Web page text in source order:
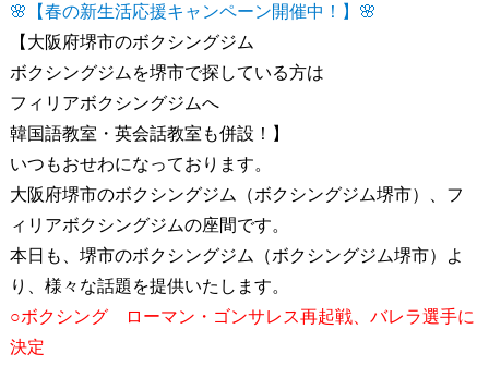
🌸【春の新生活応援キャンペーン開催中！】🌸
【大阪府堺市のボクシングジム
ボクシングジムを堺市で探している方は
フィリアボクシングジムへ
韓国語教室・英会話教室も併設！】
いつもおせわになっております。
大阪府堺市のボクシングジム（ボクシングジム堺市）、フ
ィリアボクシングジムの座間です。
本日も、堺市のボクシングジム（ボクシングジム堺市）よ
り、様々な話題を提供いたします。
○ボクシング ローマン・ゴンサレス再起戦、バレラ選手に
決定